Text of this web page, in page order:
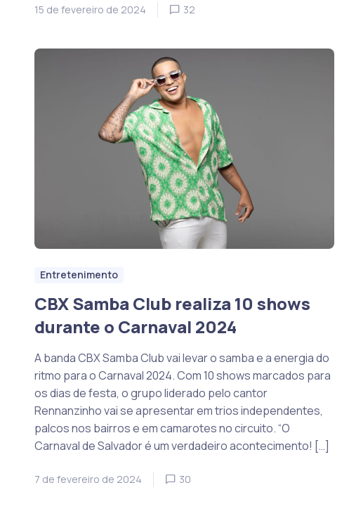
15 de fevereiro de 2024 32
Entretenimento
CBX Samba Club realiza 10 shows
durante o Carnaval 2024
A banda CBX Samba Club vai levar o samba e a energia do
ritmo para o Carnaval 2024. Com 10 shows marcados para
os dias de festa, o grupo liderado pelo cantor
Rennanzinho vai se apresentar em trios independentes,
palcos nos bairros e em camarotes no circuito. “O
Carnaval de Salvador é um verdadeiro acontecimento! […]
7 de fevereiro de 2024 30